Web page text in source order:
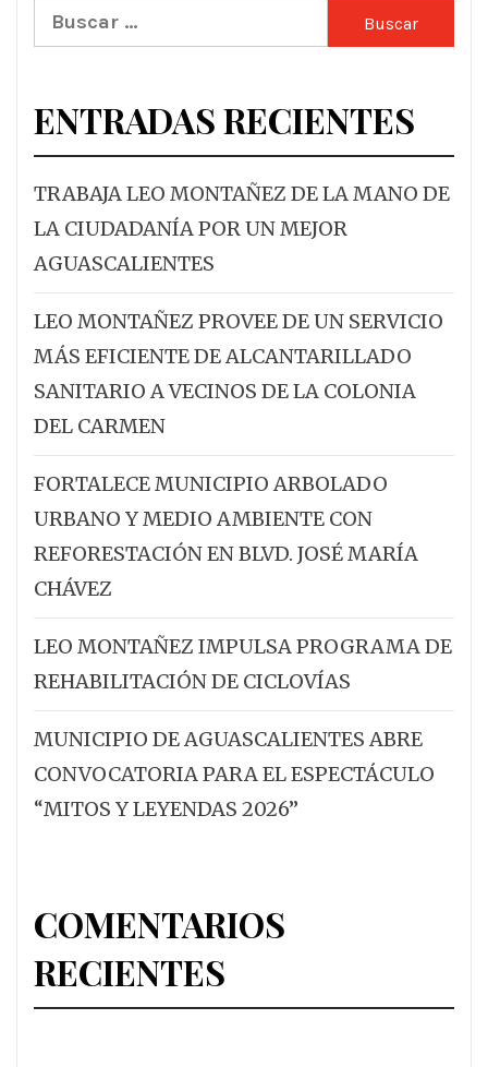
Buscar:
ENTRADAS RECIENTES
TRABAJA LEO MONTAÑEZ DE LA MANO DE
LA CIUDADANÍA POR UN MEJOR
AGUASCALIENTES
LEO MONTAÑEZ PROVEE DE UN SERVICIO
MÁS EFICIENTE DE ALCANTARILLADO
SANITARIO A VECINOS DE LA COLONIA
DEL CARMEN
FORTALECE MUNICIPIO ARBOLADO
URBANO Y MEDIO AMBIENTE CON
REFORESTACIÓN EN BLVD. JOSÉ MARÍA
CHÁVEZ
LEO MONTAÑEZ IMPULSA PROGRAMA DE
REHABILITACIÓN DE CICLOVÍAS
MUNICIPIO DE AGUASCALIENTES ABRE
CONVOCATORIA PARA EL ESPECTÁCULO
“MITOS Y LEYENDAS 2026”
COMENTARIOS
RECIENTES